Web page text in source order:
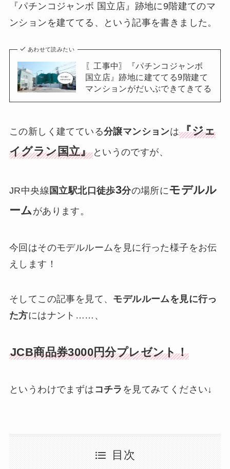
『パチンコジャンボ 国立店』跡地に9階建てのマ
ンションを建ててる、という記事を書きました。
あわせて読みたい
〖工事中〗『パチンコジャンボ
国立店』跡地に建ててる9階建て
マンションがだいぶできてきてる
この新しく建てている分譲マンションは『ジェ
イグラン国立』というのですが、
JR中央線 国立駅北口徒歩3分の場所にモデルル
ームがあります。
今回はそのモデルルームを見に行った様子をお伝
えします！
そしてこの記事を見て、 モデルルームを見に行っ
た方にはナント……、
JCB商品券3000円分プレゼント！
というわけでまずは コチラ を見てみてください↓
目次